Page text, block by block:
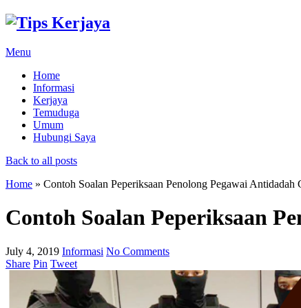
Menu
Home
Informasi
Kerjaya
Temuduga
Umum
Hubungi Saya
Back to all posts
Home » Contoh Soalan Peperiksaan Penolong Pegawai Antidadah
Contoh Soalan Peperiksaan
July 4, 2019 Informasi No Comments
Share Pin Tweet